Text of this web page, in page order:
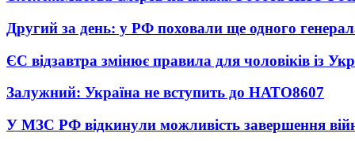
Другий за день: у РФ поховали ще одного
ЄС відзавтра змінює правила для чоловіків із
Залужний: Україна не вступить до НАТО8607
У МЗС РФ відкинули можливість завершення